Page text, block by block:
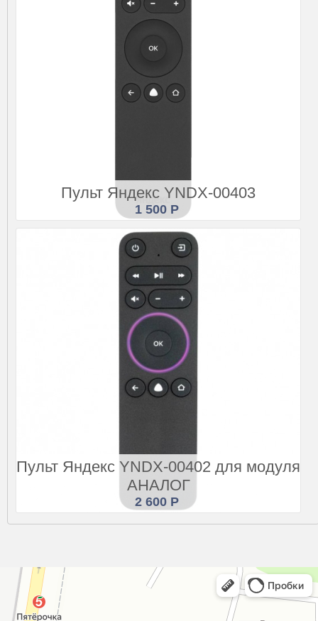
Пульт Яндекс YNDX-00403
1 500 Р
Пульт Яндекс YNDX-00402 для модуля
АНАЛОГ
2 600 Р